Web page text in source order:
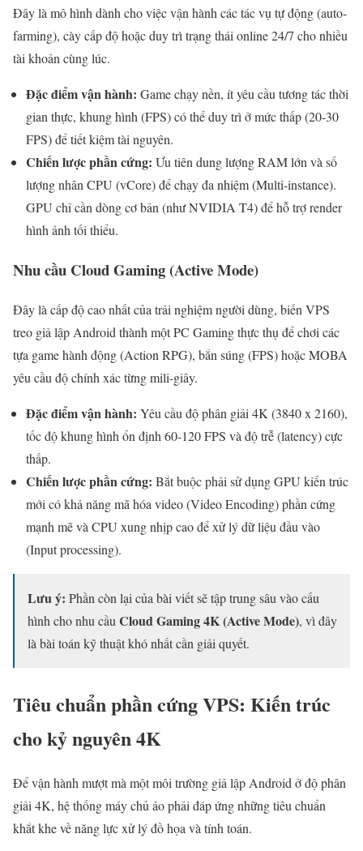
Đây là mô hình dành cho việc vận hành các tác vụ tự động (auto-
farming), cày cấp độ hoặc duy trì trạng thái online 24/7 cho nhiều
tài khoản cùng lúc.
Đặc điểm vận hành: Game chạy nền, ít yêu cầu tương tác thời
gian thực, khung hình (FPS) có thể duy trì ở mức thấp (20-30
FPS) để tiết kiệm tài nguyên.
Chiến lược phần cứng: Ưu tiên dung lượng RAM lớn và số
lượng nhân CPU (vCore) để chạy đa nhiệm (Multi-instance).
GPU chỉ cần dòng cơ bản (như NVIDIA T4) để hỗ trợ render
hình ảnh tối thiểu.
Nhu cầu Cloud Gaming (Active Mode)
Đây là cấp độ cao nhất của trải nghiệm người dùng, biến VPS
treo giả lập Android thành một PC Gaming thực thụ để chơi các
tựa game hành động (Action RPG), bắn súng (FPS) hoặc MOBA
yêu cầu độ chính xác từng mili-giây.
Đặc điểm vận hành: Yêu cầu độ phân giải 4K (3840 x 2160),
tốc độ khung hình ổn định 60-120 FPS và độ trễ (latency) cực
thấp.
Chiến lược phần cứng: Bắt buộc phải sử dụng GPU kiến trúc
mới có khả năng mã hóa video (Video Encoding) phần cứng
mạnh mẽ và CPU xung nhịp cao để xử lý dữ liệu đầu vào
(Input processing).
Lưu ý: Phần còn lại của bài viết sẽ tập trung sâu vào cấu
hình cho nhu cầu Cloud Gaming 4K (Active Mode), vì đây
là bài toán kỹ thuật khó nhất cần giải quyết.
Tiêu chuẩn phần cứng VPS: Kiến trúc
cho kỷ nguyên 4K
Để vận hành mượt mà một môi trường giả lập Android ở độ phân
giải 4K, hệ thống máy chủ ảo phải đáp ứng những tiêu chuẩn
khắt khe về năng lực xử lý đồ họa và tính toán.